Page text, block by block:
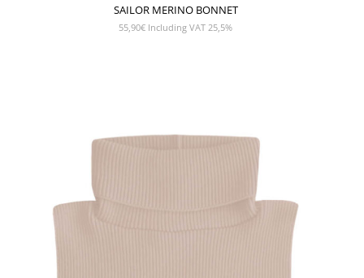
SAILOR MERINO BONNET
55,90€ Including VAT 25,5%